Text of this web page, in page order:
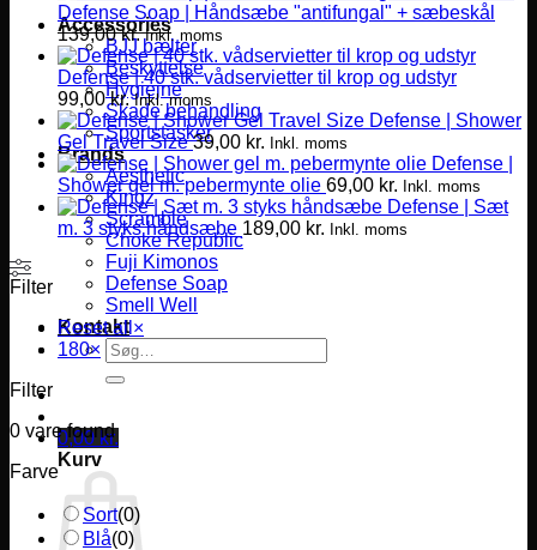
Accessories
BJJ bælter
Beskyttelse
Hygiejne
Skade behandling
Sportstasker
Brands
Aesthetic
Kingz
Scramble
Choke Republic
Fuji Kimonos
Defense Soap
Smell Well
Kontakt
Søg
efter:
0,00 kr.
Kurv
Defense Soap | Håndsæbe "antifungal" + sæbeskål
139,00kr. Inkl. moms
Defense | 40 stk. vådservietter til krop og udstyr
99,00kr. Inkl. moms
Defense | Shower
Gel Travel Size 39,00 kr. Inkl. moms
Defense |
Shower gel m. pebermynte olie 69,00 kr. Inkl. moms
Defense | Sæt
m. 3 styks håndsæbe 189,00 kr. Inkl. moms
Filter
Reset all ×
180×
Filter
0 vare found
Farve
Sort(0)
Blå(0)